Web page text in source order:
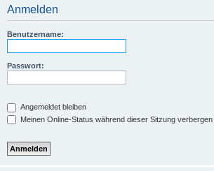
Anmelden
Benutzername:
Passwort:
Angemeldet bleiben
Meinen Online-Status während dieser Sitzung verbergen